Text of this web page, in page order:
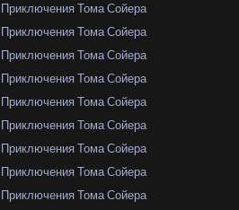
Тома Сойера
Тома Сойера
Тома Сойера
Тома Сойера
Тома Сойера
Тома Сойера
Тома Сойера
Тома Сойера
Тома Сойера